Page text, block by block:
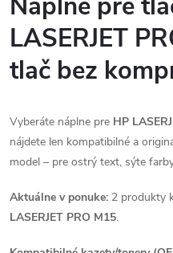
LASERJET
tlač bez
Vyberáte náplne pre HP
nájdete len kompatibilné a
model – pre ostrý text, sýte
Aktuálne v ponuke: 2 produkty
LASERJET PRO M15.